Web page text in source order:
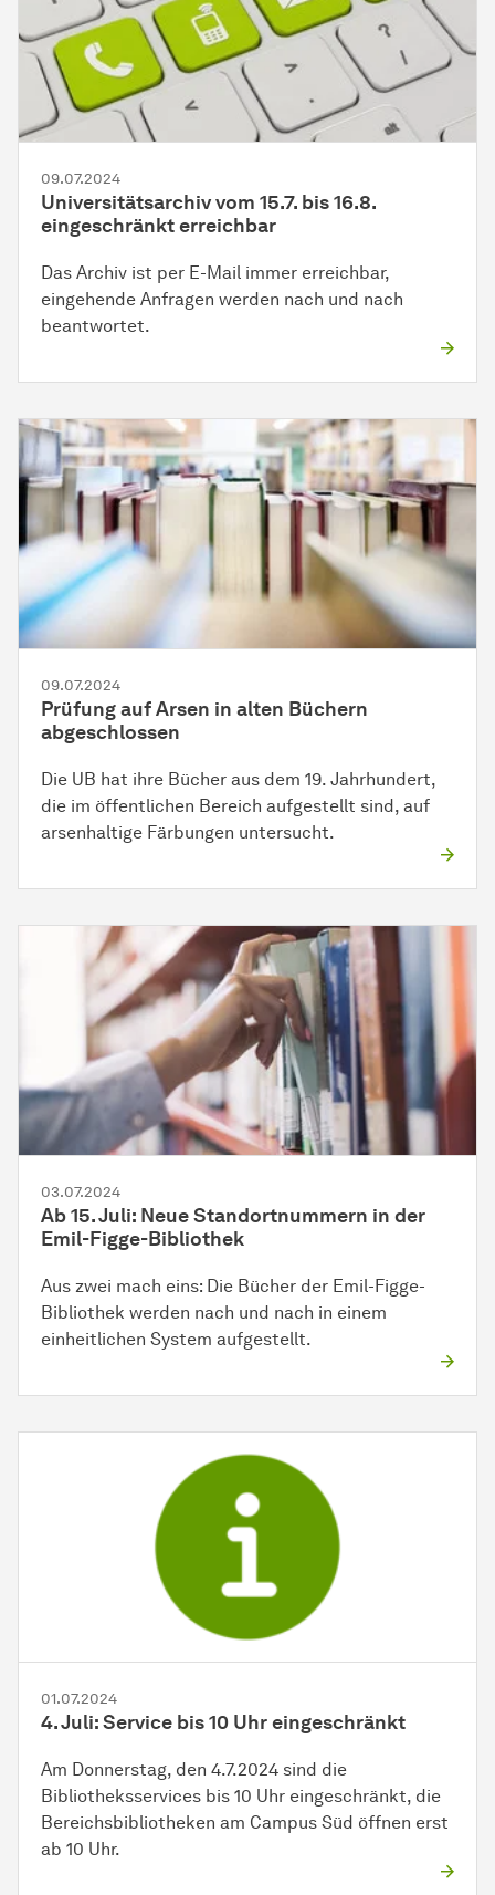
09.07.2024
Universitätsarchiv vom 15.7. bis 16.8.
eingeschränkt erreichbar
Das Archiv ist per E-Mail immer erreichbar,
eingehende Anfragen werden nach und nach
beantwortet.
09.07.2024
Prüfung auf Arsen in alten Büchern
abgeschlossen
Die UB hat ihre Bücher aus dem 19. Jahrhundert,
die im öffentlichen Bereich aufgestellt sind, auf
arsenhaltige Färbungen untersucht.
03.07.2024
Ab 15. Juli: Neue Standortnummern in der
Emil-Figge-Bibliothek
Aus zwei mach eins: Die Bücher der Emil-Figge-
Bibliothek werden nach und nach in einem
einheitlichen System aufgestellt.
01.07.2024
4. Juli: Service bis 10 Uhr eingeschränkt
Am Donnerstag, den 4.7.2024 sind die
Bibliotheksservices bis 10 Uhr eingeschränkt, die
Bereichsbibliotheken am Campus Süd öffnen erst
ab 10 Uhr.